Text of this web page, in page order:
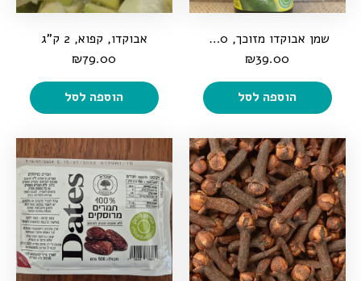
שמן אבוקדו מזוכך, 500 מ"ל
₪39.00
הוספה לסל
אבוקדו, קפוא, 2 ק"ג
₪79.00
הוספה לסל